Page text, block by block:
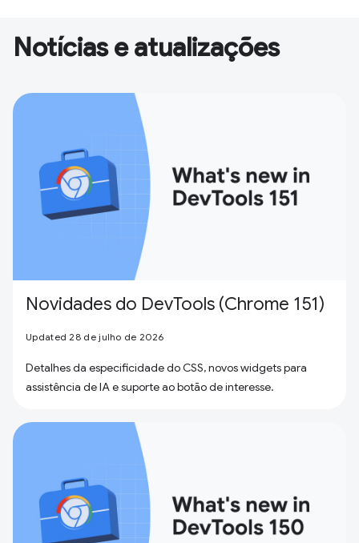
Notícias e atualizações
Novidades do DevTools (Chrome 151)
Updated 28 de julho de 2026
Detalhes da especificidade do CSS, novos widgets para
assistência de IA e suporte ao botão de interesse.